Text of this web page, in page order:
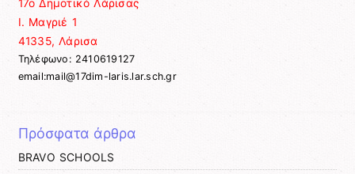
17ο Δημοτικό Λάρισας
Ι. Μαγριέ 1
41335, Λάρισα
Τηλέφωνο: 2410619127
email:mail@17dim-laris.lar.sch.gr
Πρόσφατα άρθρα
BRAVO SCHOOLS